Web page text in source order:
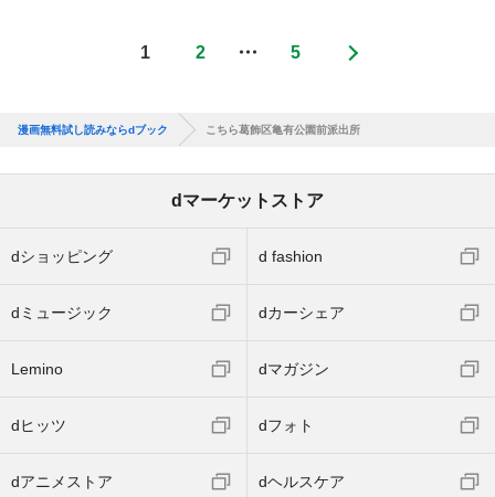
1 2 ・・・ 5
漫画無料試し読みならdブック こちら葛飾区亀有公園前派出所
dマーケットストア
dショッピング d fashion
dミュージック dカーシェア
Lemino dマガジン
dヒッツ dフォト
dアニメストア dヘルスケア